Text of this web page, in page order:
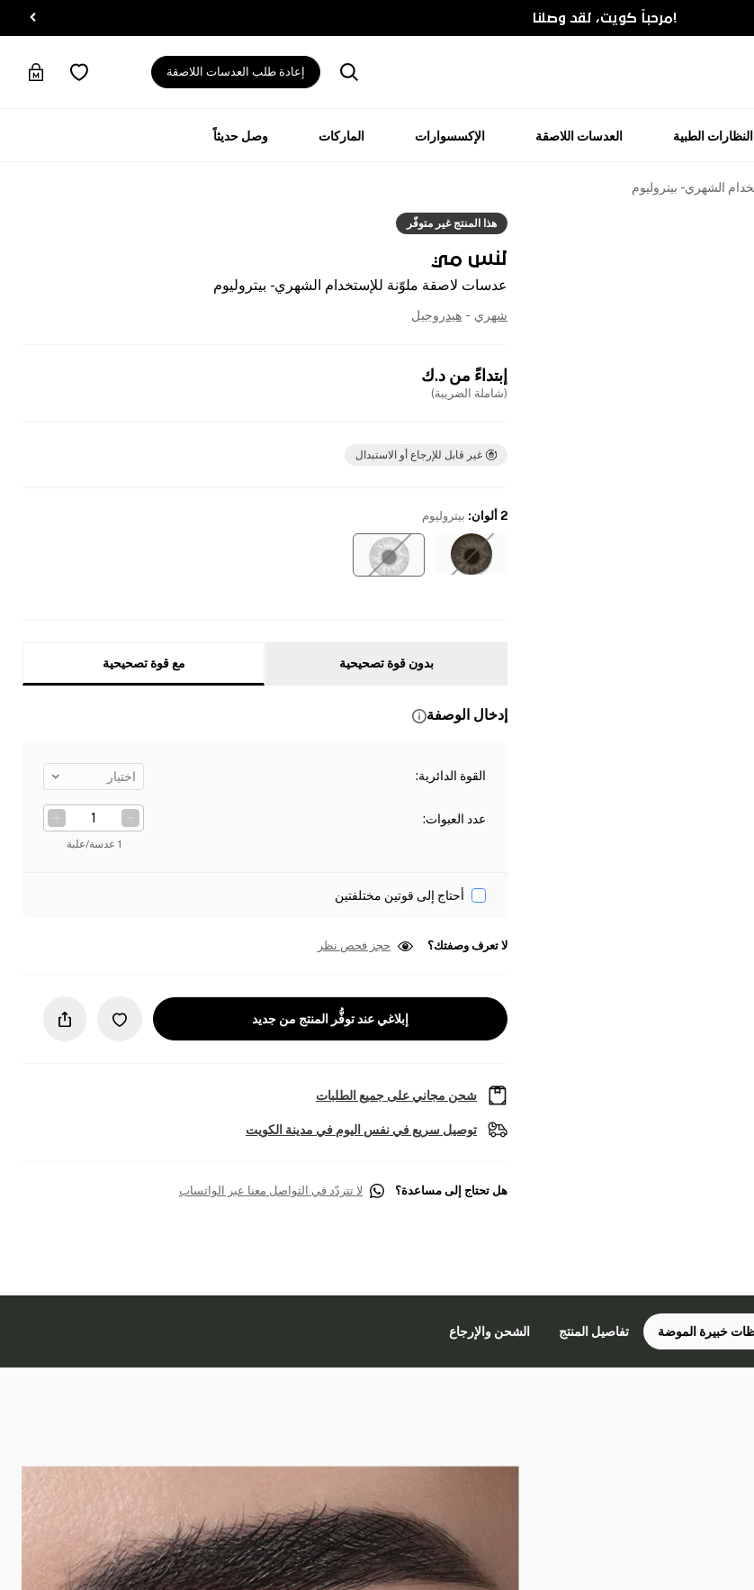
!مرحباً كويت، لقد وصلنا
إعادة طلب العدسات اللاصقة
النظارات الطبية العدسات اللاصقة الإكسسوارات الماركات وصل حديثاً
الشهري - بيتروليوم
هذا المنتج غير متوفّر
لنس مي
عدسات لاصقة ملوّنة للإستخدام الشهري - بيتروليوم
شهري - هيدروجيل
إبتداءً من د.ك
(شاملة الضريبة)
غير قابل للإرجاع أو الاستبدال
2 ألوان : بيتروليوم
بدون قوة تصحيحية مع قوة تصحيحية
إدخال الوصفة
القوة الدائرية: اختيار
عدد العبوات:
1 عدسة/علبة
أحتاج إلى قوتين مختلفتين
لا تعرف وصفتك؟ حجز فحص نظر
إبلاغي عند توفُّر المنتج من جديد
شحن مجاني على جميع الطلبات
توصيل سريع في نفس اليوم في مدينة الكويت
هل تحتاج إلى مساعدة؟ لا تتردّد في التواصل معنا عبر الواتساب
خبيرة الموضة تفاصيل المنتج الشحن والإرجاع